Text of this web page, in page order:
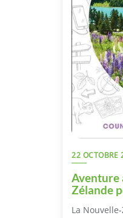
22 OCTOBRE
Aventure
Zélande
La